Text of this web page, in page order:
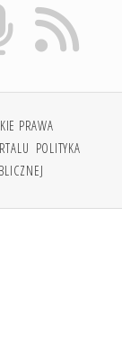
PRAWA
POLITYKA